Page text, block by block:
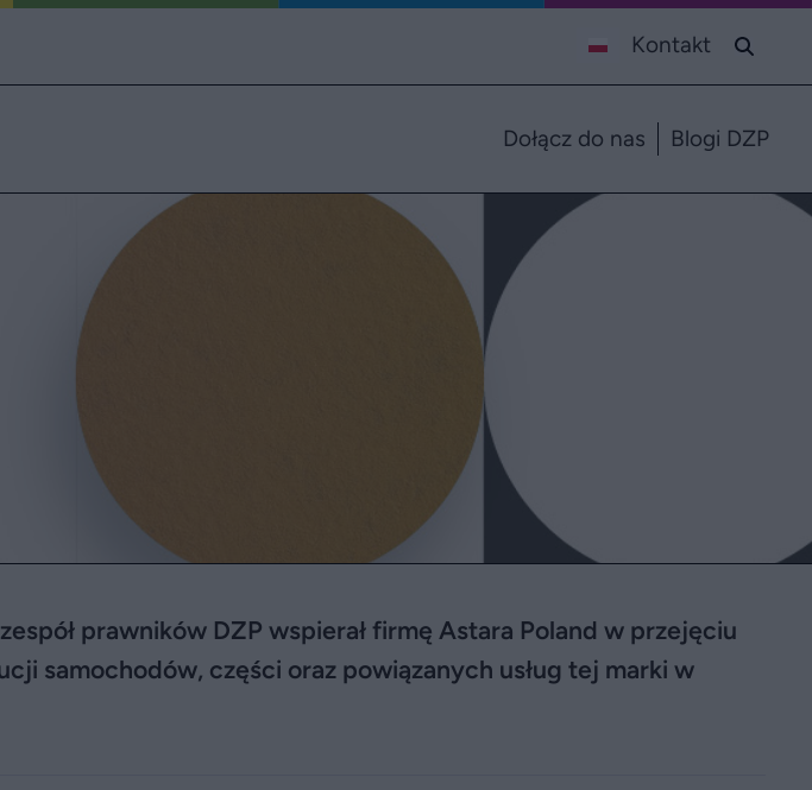
Kontakt
Dołącz do nas Blogi DZP
prawników DZP wspierał firmę Astara Poland w przejęciu
samochodów, części oraz powiązanych usług tej marki w